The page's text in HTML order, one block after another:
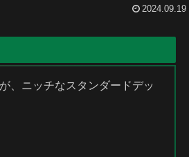
2024.09.19
、ニッチなスタンダードデッ